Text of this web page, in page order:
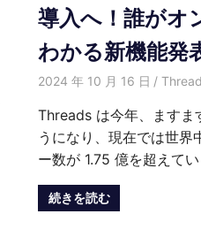
導入へ！誰がオ
わかる新機能発
2024 年 10 月 16 日 愛麗絲
Threads は今年、ますま
うになり、現在では世界
ー数が 1.75 億を超えて
続きを読む